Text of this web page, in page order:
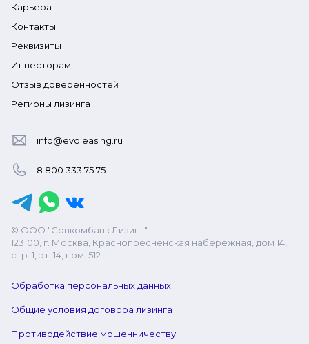
Карьера
Контакты
Реквизиты
Инвесторам
Отзыв доверенностей
Регионы лизинга
info@evoleasing.ru
8 800 333 75 75
© ООО "Совкомбанк Лизинг"
123100, г. Москва, Краснопресненская набережная, дом 14,
стр. 1, эт. 14, пом. 512
Обработка персональных данных
Общие условия договора лизинга
Противодействие мошенничеству